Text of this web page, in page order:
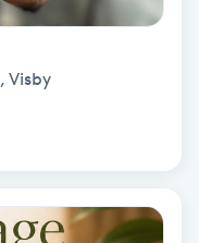
, Visby